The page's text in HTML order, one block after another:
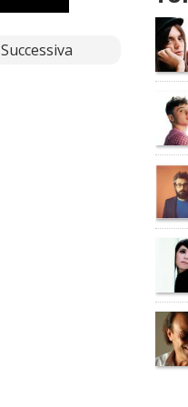
Successiva